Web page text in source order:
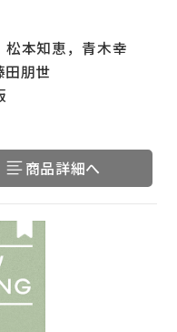
本知恵，青木幸
田朋世
商品詳細へ